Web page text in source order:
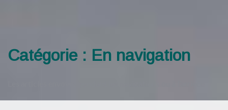
Catégorie : En navigation